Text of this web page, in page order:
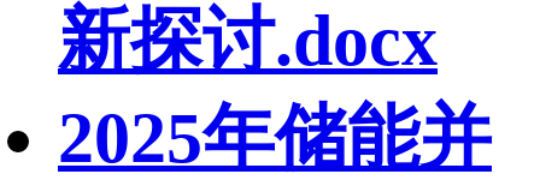
新探讨.docx
2025年储能并